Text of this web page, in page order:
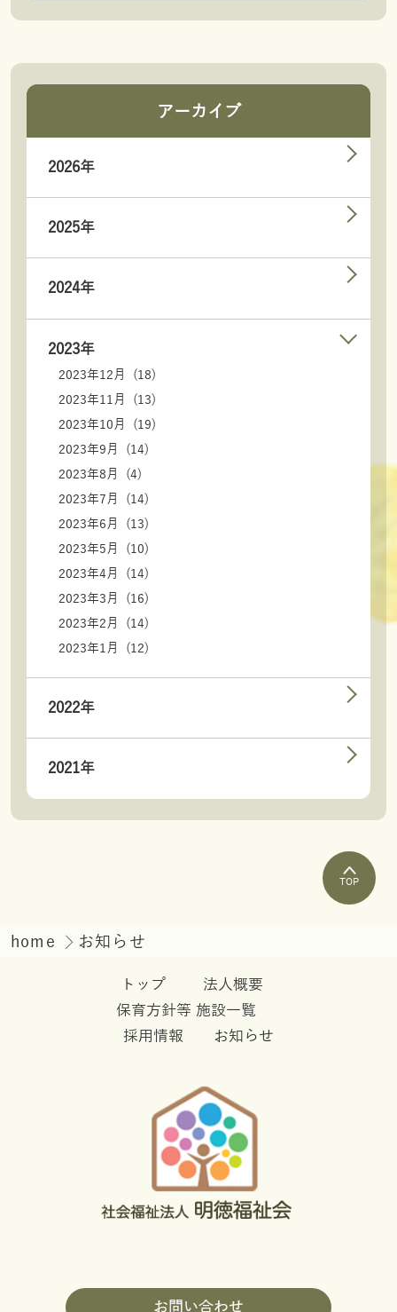
アーカイブ
2026年
2025年
2024年
2023年
2023年12月 (18)
2023年11月 (13)
2023年10月 (19)
2023年9月 (14)
2023年8月 (4)
2023年7月 (14)
2023年6月 (13)
2023年5月 (10)
2023年4月 (14)
2023年3月 (16)
2023年2月 (14)
2023年1月 (12)
2022年
2021年
TOP
home お知らせ
トップ
法人概要
保育方針等 施設一覧
採用情報
お知らせ
お問い合わせ